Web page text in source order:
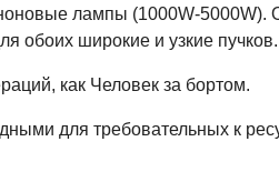
лампы (1000W-5000W).
обоих широкие и узкие пучков.
как Человек за бортом.
для требовательных к